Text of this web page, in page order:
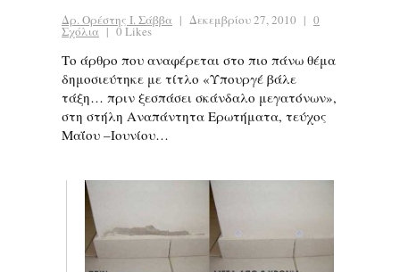
Δρ. Ορέστης Ι. Σάββα | Δεκεμβρίου 27, 2010 | 0
Σχόλια | 0 Likes
Το άρθρο που αναφέρεται στο πιο πάνω θέμα
δημοσιεύτηκε με τίτλο «Υπουργέ βάλε
τάξη… πριν ξεσπάσει σκάνδαλο μεγατόνων»,
στη στήλη Αναπάντητα Ερωτήματα, τεύχος
Μαΐου –Ιουνίου…